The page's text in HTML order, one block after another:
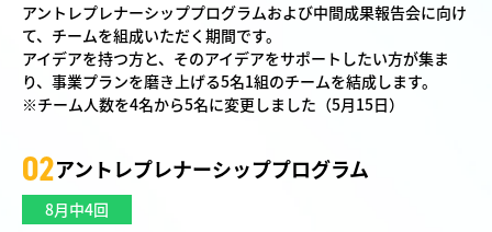
アントレプレナーシッププログラムおよび中間成果報告会に向け
て、チームを組成いただく期間です。
アイデアを持つ方と、そのアイデアをサポートしたい方が集ま
り、事業プランを磨き上げる5名1組のチームを結成します。
※チーム人数を4名から5名に変更しました（5月15日）
02アントレプレナーシッププログラム
8月中4回